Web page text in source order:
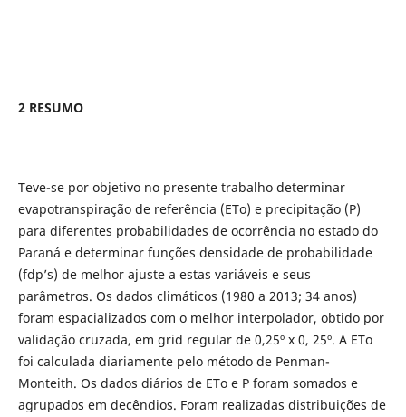
2 RESUMO
Teve-se por objetivo no presente trabalho determinar
evapotranspiração de referência (ETo) e precipitação (P)
para diferentes probabilidades de ocorrência no estado do
Paraná e determinar funções densidade de probabilidade
(fdp’s) de melhor ajuste a estas variáveis e seus
parâmetros. Os dados climáticos (1980 a 2013; 34 anos)
foram espacializados com o melhor interpolador, obtido por
validação cruzada, em grid regular de 0,25º x 0, 25º. A ETo
foi calculada diariamente pelo método de Penman-
Monteith. Os dados diários de ETo e P foram somados e
agrupados em decêndios. Foram realizadas distribuições de